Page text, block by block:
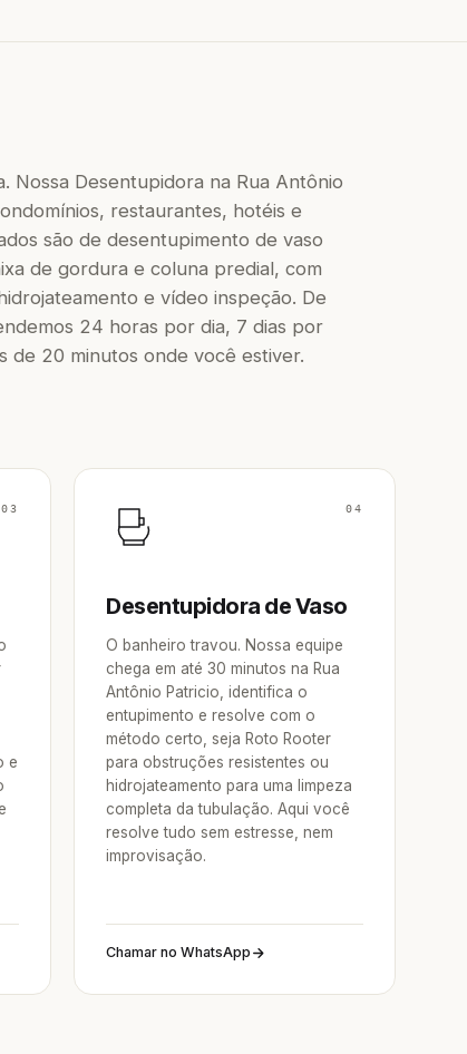
Nossa Desentupidora na Rua Antônio
restaurantes, hotéis e
são de desentupimento de vaso
de gordura e coluna predial, com
e vídeo inspeção. De
24 horas por dia, 7 dias por
de 20 minutos onde você estiver.
03
e
04
Desentupidora de Vaso
O banheiro travou. Nossa equipe
chega em até 30 minutos na Rua
Antônio Patricio, identifica o
entupimento e resolve com o
método certo, seja Roto Rooter
para obstruções resistentes ou
hidrojateamento para uma limpeza
completa da tubulação. Aqui você
resolve tudo sem estresse, nem
improvisação.
Chamar no WhatsApp